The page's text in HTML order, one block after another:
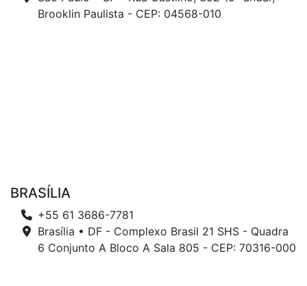
Brooklin Paulista - CEP: 04568-010
BRASÍLIA
+55 61 3686-7781
Brasília • DF - Complexo Brasil 21 SHS - Quadra
6 Conjunto A Bloco A Sala 805 - CEP: 70316-000